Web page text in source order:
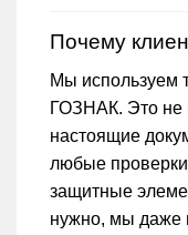
Почему
Мы используем
ГОЗНАК. Это не
настоящие
любые
защитные
нужно, мы даже